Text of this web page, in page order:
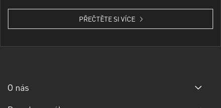
PŘEČTĚTE SI VÍCE
O nás